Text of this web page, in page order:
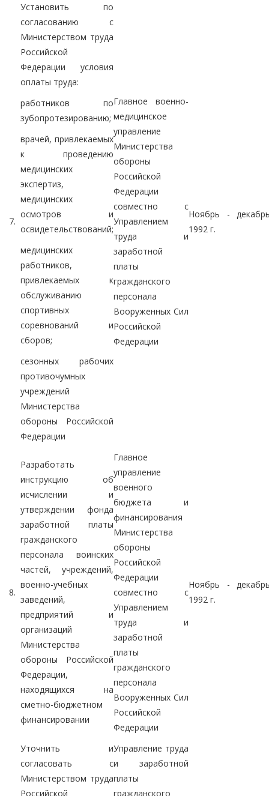
7.
Установить по
согласованию с
Министерством труда
Российской
Федерации условия
оплаты труда:
работников по
зубопротезированию;
врачей, привлекаемых
к проведению
медицинских
экспертиз,
медицинских
осмотров и
освидетельствований;
медицинских
работников,
привлекаемых к
обслуживанию
спортивных
соревнований и
сборов;
сезонных рабочих
противочумных
учреждений
Министерства
обороны Российской
Федерации
Главное военно-
медицинское
управление
Министерства
обороны
Российской
Федерации
совместно с
Управлением
труда и
заработной
платы
гражданского
персонала
Вооруженных Сил
Российской
Федерации
Ноябрь -
1992 г.
8.
Разработать
инструкцию об
исчислении и
утверждении фонда
заработной платы
гражданского
персонала воинских
частей, учреждений,
военно-учебных
заведений,
предприятий и
организаций
Министерства
обороны Российской
Федерации,
находящихся на
сметно-бюджетном
финансировании
Главное
управление
военного
бюджета и
финансирования
Министерства
обороны
Российской
Федерации
совместно с
Управлением
труда и
заработной
платы
гражданского
персонала
Вооруженных Сил
Российской
Федерации
Ноябрь -
1992 г.
Уточнить и
согласовать с
Министерством труда
Российской
Управление труда
и заработной
платы
гражданского